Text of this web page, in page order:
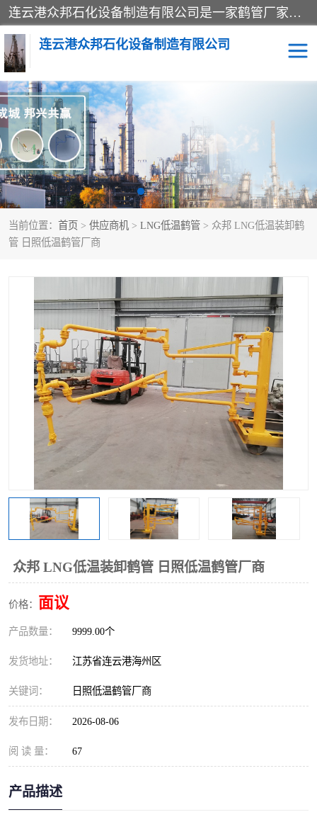
连云港众邦石化设备制造有限公司是一家鹤管厂家主营：鹤管、装车鹤管等，是致力于石油、石化等流体装卸设备(主要产品如鹤管、输油臂、脱缆钩等)的咨询、设计、制造、检测、安装指导、系统调试、维修维护等业务的公司。
连云港众邦石化设备制造有限公司
当前位置： 首页 > 供应商机 > LNG低温鹤管 > 众邦 LNG低温装卸鹤
管 日照低温鹤管厂商
众邦 LNG低温装卸鹤管 日照低温鹤管厂商
价格： 面议
产品数量： 9999.00个
发货地址： 江苏省连云港海州区
关键词： 日照低温鹤管厂商
发布日期： 2026-08-06
阅 读 量： 67
产品描述
鹤管 顶部装卸鹤管
底部装卸鹤管 LNG低温鹤管
液氨鹤管 液化气鹤管
鹤管配件 活动梯栈台
撬装系统设备 装车鹤管